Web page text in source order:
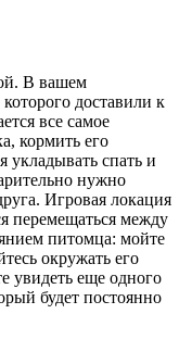
В вашем
доставили к
все самое
кормить его
укладывать спать и
нужно
Игровая локация
перемещаться между
питомца: мойте
окружать его
увидеть еще одного
будет постоянно